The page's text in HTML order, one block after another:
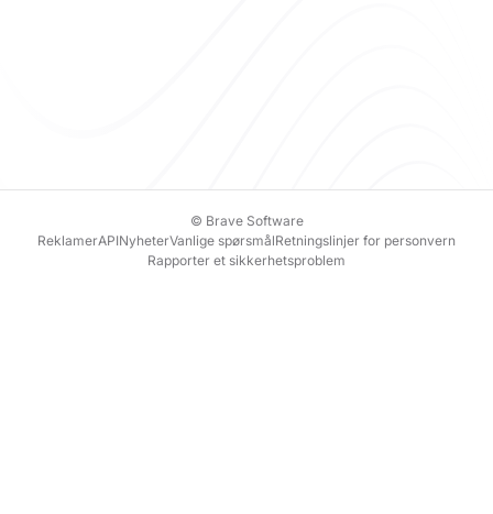
© Brave Software
ReklamerAPINyheterVanlige spørsmålRetningslinjer for personvern
Rapporter et sikkerhetsproblem